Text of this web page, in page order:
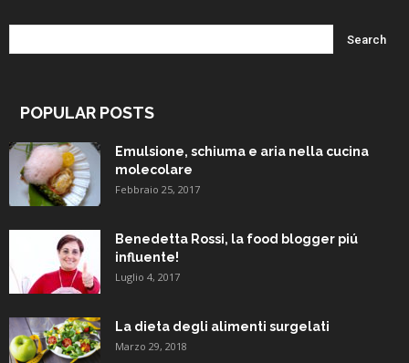
POPULAR POSTS
Emulsione, schiuma e aria nella cucina
molecolare
Febbraio 25, 2017
Benedetta Rossi, la food blogger piú
influente!
Luglio 4, 2017
La dieta degli alimenti surgelati
Marzo 29, 2018